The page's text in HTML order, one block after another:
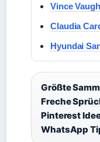
Vince
Claudia
Hyundai
Größte
Freche
Pinterest
WhatsApp